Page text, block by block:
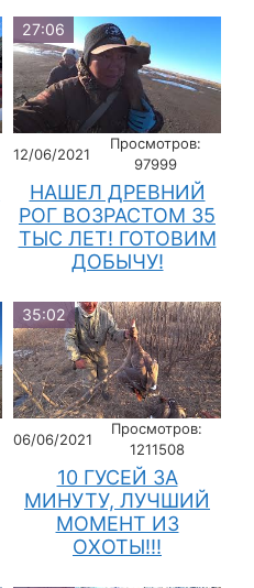
27:06
12/06/2021
Просмотров:
97999
НАШЕЛ ДРЕВНИЙ
РОГ ВОЗРАСТОМ 35
ТЫС ЛЕТ! ГОТОВИМ
ДОБЫЧУ!
35:02
06/06/2021
Просмотров:
1211508
10 ГУСЕЙ ЗА
МИНУТУ, ЛУЧШИЙ
МОМЕНТ ИЗ
ОХОТЫ!!!